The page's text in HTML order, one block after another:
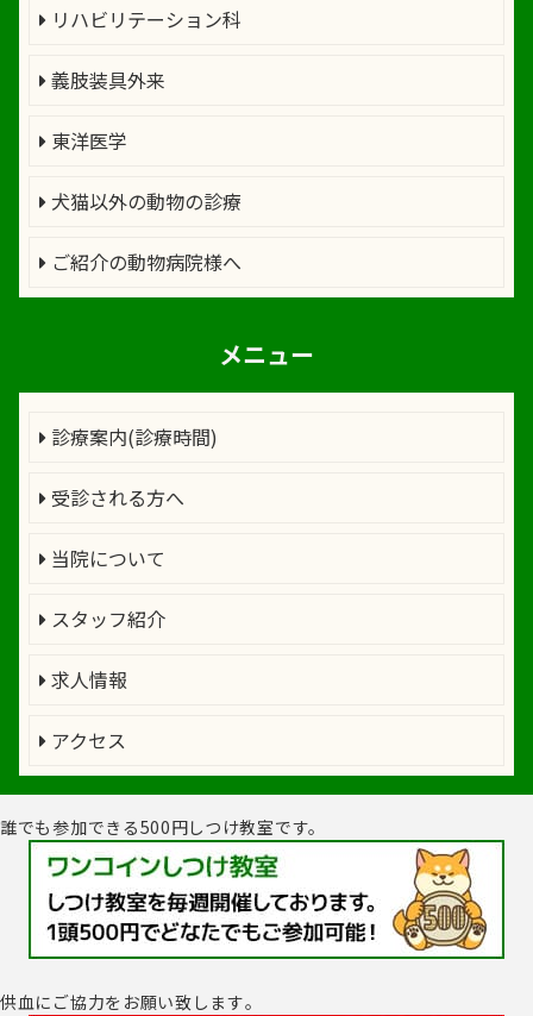
リハビリテーション科
義肢装具外来
東洋医学
犬猫以外の動物の診療
ご紹介の動物病院様へ
メニュー
診療案内(診療時間)
受診される方へ
当院について
スタッフ紹介
求人情報
アクセス
誰でも参加できる500円しつけ教室です。
供血にご協力をお願い致します｡